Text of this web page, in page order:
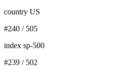
country US
#240 / 505
index sp-500
#239 / 502